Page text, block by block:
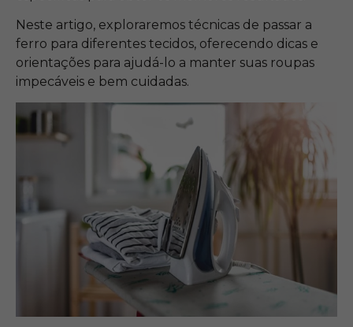
Neste artigo, exploraremos técnicas de passar a
ferro para diferentes tecidos, oferecendo dicas e
orientações para ajudá-lo a manter suas roupas
impecáveis ​​e bem cuidadas.